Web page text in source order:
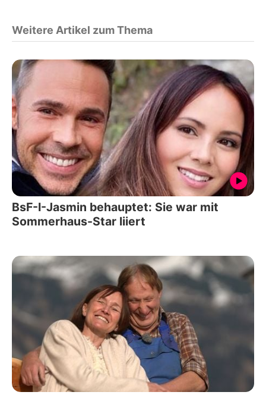
Weitere Artikel zum Thema
BsF-I-Jasmin behauptet: Sie war mit
Sommerhaus-Star liiert